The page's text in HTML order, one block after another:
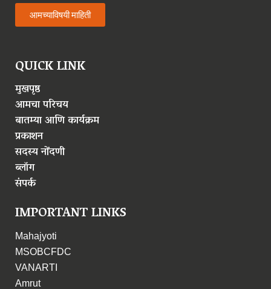
आमच्याविषयी माहिती
QUICK LINK
मुखपृष्ठ
आमचा परिचय
बातम्या आणि कार्यक्रम
प्रकाशन
सदस्य नोंदणी
ब्लॉग
संपर्क
IMPORTANT LINKS
Mahajyoti
MSOBCFDC
VANARTI
Amrut